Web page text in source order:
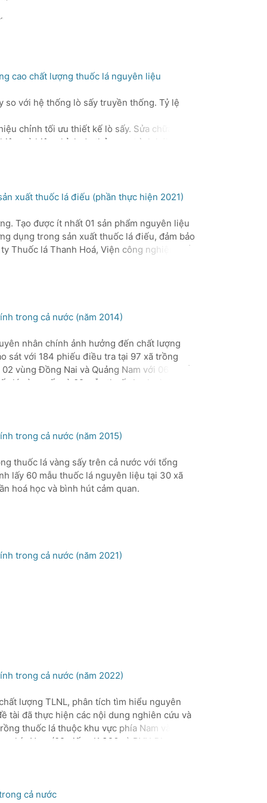
- 2020, tốt hơn so với 2017 - 2018.
cao chất lượng thuốc lá nguyên liệu
so với hệ thống lò sấy truyền thống. Tỷ lệ
chỉnh tối ưu thiết kế lò sấy. Sửa chữa và
và hiệu chỉnh dự thảo quy trình hái, sấy
xuất thuốc lá điếu (phần thực hiện 2021)
Tạo được ít nhất 01 sản phẩm nguyên liệu
dụng trong sản xuất thuốc lá điếu, đảm bảo
Thuốc lá Thanh Hoá, Viện công nghiệp giấy
trong cả nước (năm 2014)
nhân chính ảnh hưởng đến chất lượng
sát với 184 phiếu điều tra tại 97 xã trồng
vùng Đồng Nai và Quảng Nam với 06 phiếu
lá vàng sấy và 02 mẫu thuốc burley) đại
học và bình hút cảm quan.
trong cả nước (năm 2015)
thuốc lá vàng sấy trên cả nước với tổng
lấy 60 mẫu thuốc lá nguyên liệu tại 30 xã
hoá học và bình hút cảm quan.
trong cả nước (năm 2021)
trong cả nước (năm 2022)
lượng TLNL, phân tích tìm hiểu nguyên
tài đã thực hiện các nội dung nghiên cứu và
thuốc lá thuộc khu vực phía Nam và phía
Nam (02 giống K 326 và PVH 51 được
cộng tác viên.
cả nước